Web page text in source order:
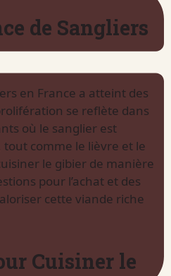
de Sangliers
en France a atteint des
se reflète dans
où le sanglier est
comme le lièvre et le
le gibier de manière
pour l’achat et des
cette viande riche
Cuisiner le